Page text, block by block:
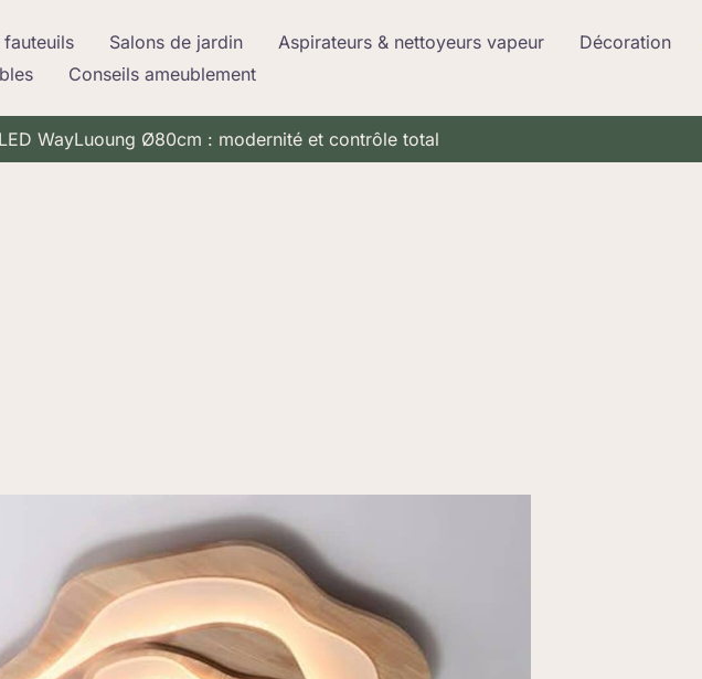
fauteuils Salons de jardin Aspirateurs & nettoyeurs vapeur Décoration
Conseils ameublement
WayLuoung Ø80cm : modernité et contrôle total